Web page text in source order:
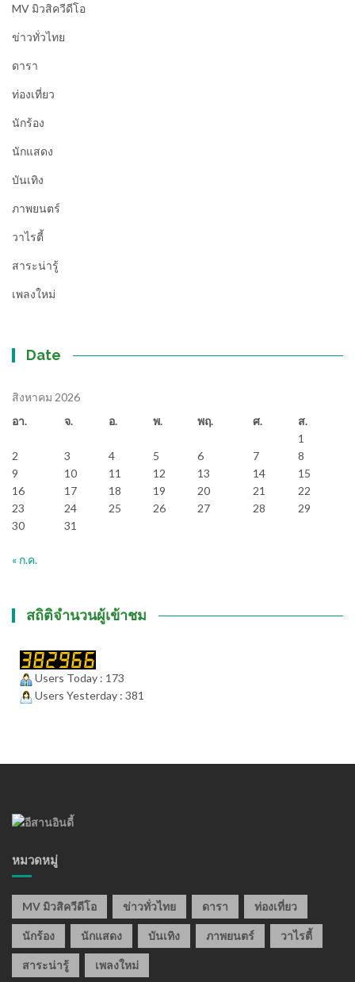
MV มิวสิควีดีโอ
ข่าวทั่วไทย
ดารา
ท่องเที่ยว
นักร้อง
นักแสดง
บันเทิง
ภาพยนตร์
วาไรตี้
สาระน่ารู้
เพลงใหม่
Date
สิงหาคม 2026
อา.
จ. อ. พ. พฤ. ศ.
ส.
1
2
3 4 5 6 7
8
9
10 11 12 13 14
15
16
17 18 19 20 21
22
23
24 25 26 27 28
29
30
31
« ก.ค.
สถิติจำนวนผู้เข้าชม
Users Today : 173
Users Yesterday : 381
หมวดหมู่
MV มิวสิควีดีโอ ข่าวทั่วไทย ดารา ท่องเที่ยว
นักร้อง นักแสดง บันเทิง ภาพยนตร์ วาไรตี้
สาระน่ารู้ เพลงใหม่